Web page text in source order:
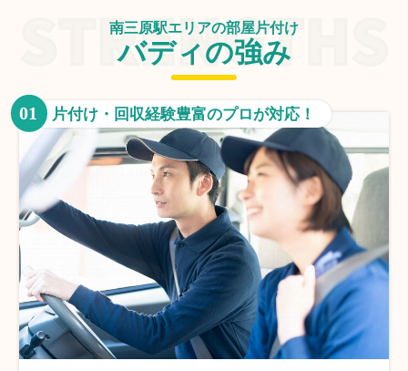
南三原駅エリアの部屋片付け
バディの強み
01 片付け・回収経験豊富のプロが対応！